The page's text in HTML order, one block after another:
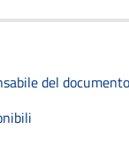
del documento